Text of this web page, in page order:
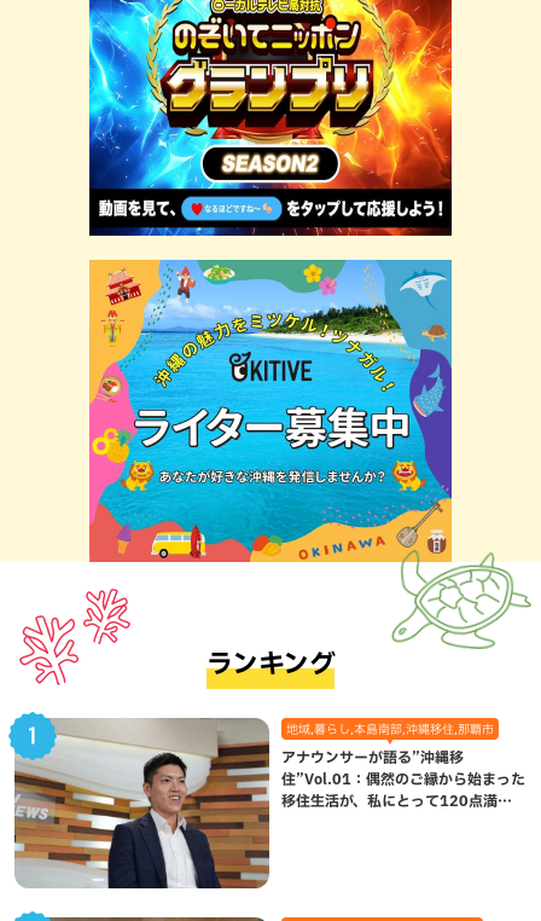
ランキング
地域,暮らし,本島南部,沖縄移住,那覇市
アナウンサーが語る”沖縄移
住”Vol.01：偶然のご縁から始まった
移住生活が、私にとって120点満点